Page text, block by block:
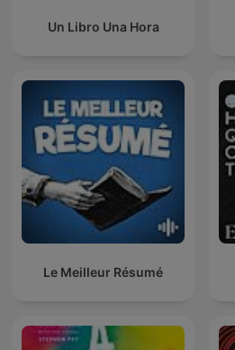
Un Libro Una Hora
Le Meilleur Résumé